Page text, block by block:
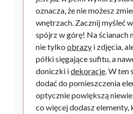
oznacza, że nie możesz
wnętrzach. Zacznij myśleć
spójrz w górę! Na ścianach
nie tylko obrazy i zdjęcia,
półki sięgające sufitu, a
doniczki idekoracje. W ten
dodać do pomieszczenia
optycznie powiększą
co więcej dodasz elementy,